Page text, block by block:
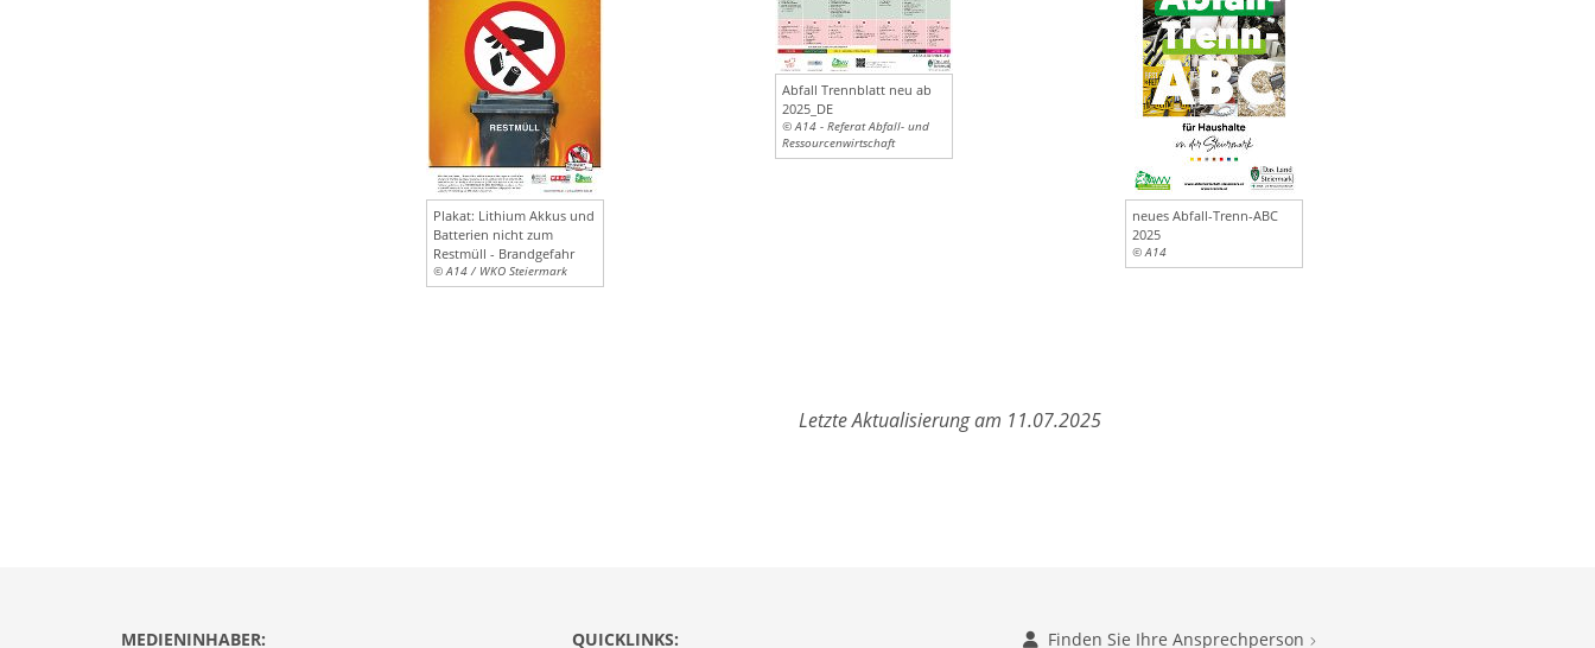
Plakat: Lithium Akkus und
Batterien nicht zum
Restmüll - Brandgefahr
© A14 / WKO Steiermark
Abfall Trennblatt neu ab
2025_DE
© A14 - Referat Abfall- und
Ressourcenwirtschaft
neues Abfall-Trenn-ABC
2025
© A14
Letzte Aktualisierung am 11.07.2025
MEDIENINHABER: QUICKLINKS: Finden Sie Ihre Ansprechperson